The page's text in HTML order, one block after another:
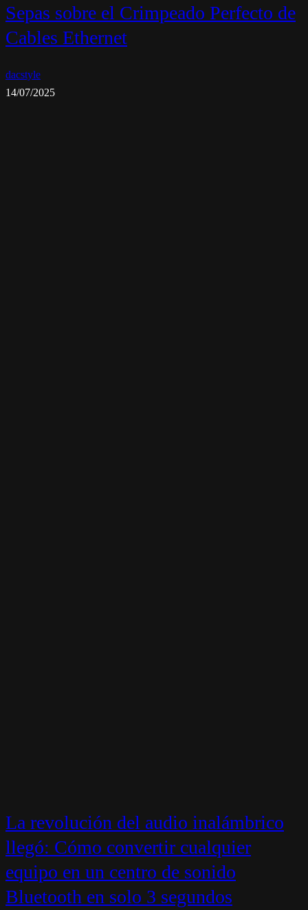
Sepas sobre el Crimpeado Perfecto de
Cables Ethernet
dacstyle
14/07/2025
La revolución del audio inalámbrico
llegó: Cómo convertir cualquier
equipo en un centro de sonido
Bluetooth en solo 3 segundos